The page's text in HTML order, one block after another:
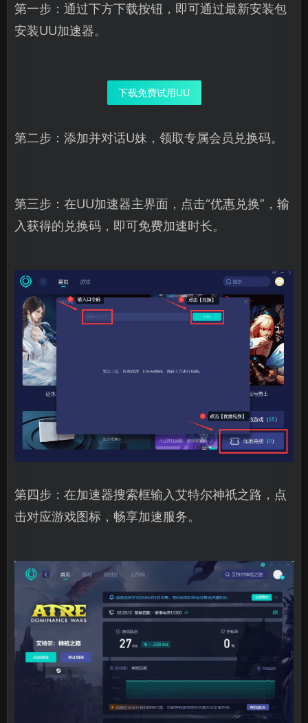
第一步：通过下方下载按钮，即可通过最新安装包
安装UU加速器。
下载免费试用UU
第二步：添加并对话U妹，领取专属会员兑换码。
第三步：在UU加速器主界面，点击“优惠兑换”，输
入获得的兑换码，即可免费加速时长。
第四步：在加速器搜索框输入艾特尔神祇之路，点
击对应游戏图标，畅享加速服务。